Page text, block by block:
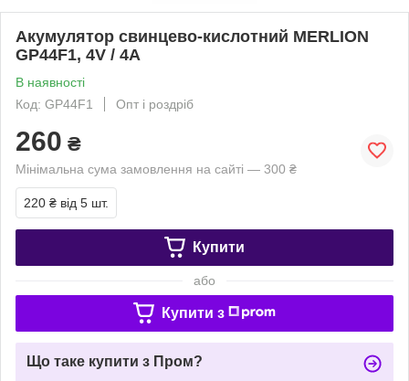
Акумулятор свинцево-кислотний MERLION
GP44F1, 4V / 4A
В наявності
Код: GP44F1
Опт і роздріб
260 ₴
Мінімальна сума замовлення на сайті — 300 ₴
220 ₴ від 5 шт.
Купити
або
Купити з
Що таке купити з Пром?